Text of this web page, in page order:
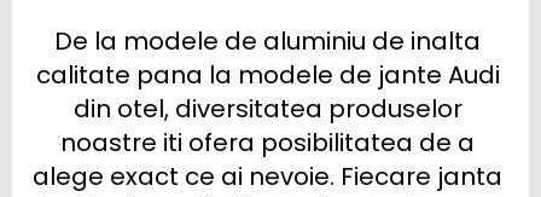
De la modele de aluminiu de inalta
calitate pana la modele de jante Audi
din otel, diversitatea produselor
noastre iti ofera posibilitatea de a
alege exact ce ai nevoie. Fiecare janta